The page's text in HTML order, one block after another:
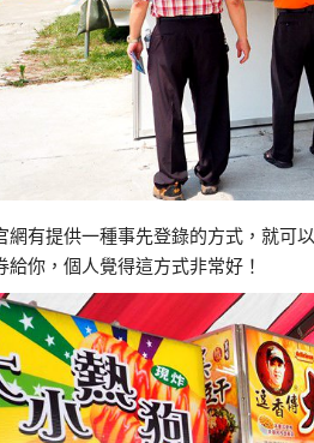
網有提供一種事先登錄的方式，就可
給你，個人覺得這方式非常好！